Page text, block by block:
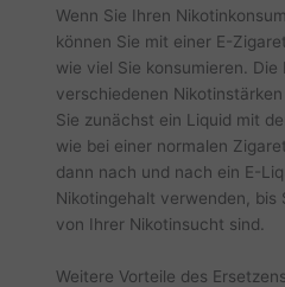
Wenn Sie Ihren
können Sie mit einer E-
wie viel Sie konsumieren. Die
verschiedenen
Sie zunächst ein Liquid mit
wie bei einer normalen
dann nach und nach ein E-
Nikotingehalt verwenden, bis
von Ihrer Nikotinsucht sind.
Weitere Vorteile des